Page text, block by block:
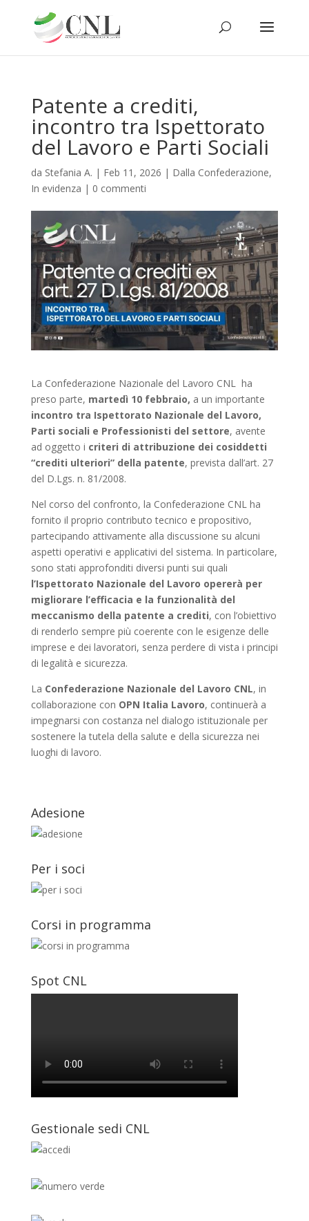
Patente a crediti,
incontro tra Ispettorato
del Lavoro e Parti Sociali
da Stefania A. | Feb 11, 2026 | Dalla Confederazione,
In evidenza | 0 commenti
La Confederazione Nazionale del Lavoro CNL ha
preso parte, martedì 10 febbraio, a un importante
incontro tra Ispettorato Nazionale del Lavoro,
Parti sociali e Professionisti del settore, avente
ad oggetto i criteri di attribuzione dei cosiddetti
“crediti ulteriori” della patente, prevista dall’art. 27
del D.Lgs. n. 81/2008.
Nel corso del confronto, la Confederazione CNL ha
fornito il proprio contributo tecnico e propositivo,
partecipando attivamente alla discussione su alcuni
aspetti operativi e applicativi del sistema. In particolare,
sono stati approfonditi diversi punti sui quali
l’Ispettorato Nazionale del Lavoro opererà per
migliorare l’efficacia e la funzionalità del
meccanismo della patente a crediti, con l’obiettivo
di renderlo sempre più coerente con le esigenze delle
imprese e dei lavoratori, senza perdere di vista i principi
di legalità e sicurezza.
La Confederazione Nazionale del Lavoro CNL, in
collaborazione con OPN Italia Lavoro, continuerà a
impegnarsi con costanza nel dialogo istituzionale per
sostenere la tutela della salute e della sicurezza nei
luoghi di lavoro.
Adesione
Per i soci
Corsi in programma
Spot CNL
Gestionale sedi CNL